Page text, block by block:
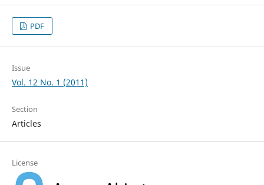
PDF
Issue
Vol. 12 No. 1 (2011)
Section
Articles
License